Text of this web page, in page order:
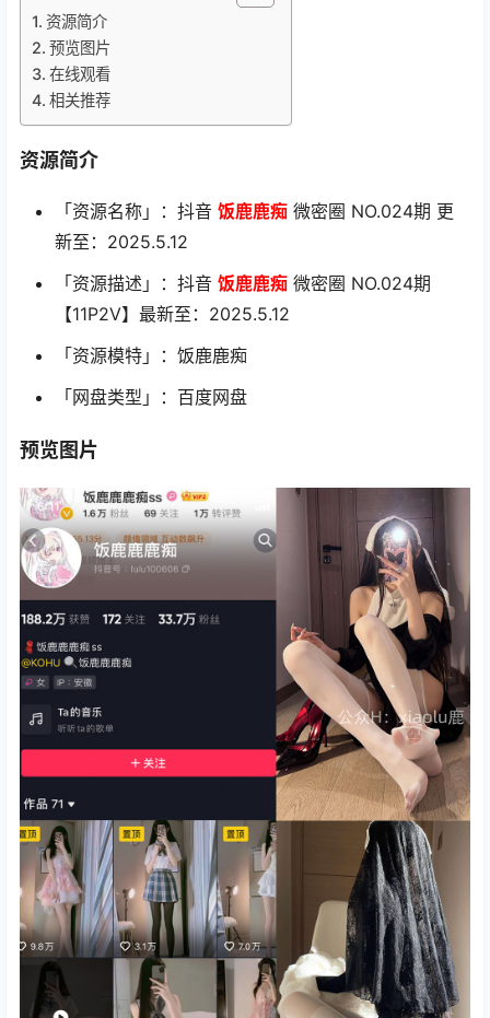
资源简介
预览图片
在线观看
相关推荐
资源简介
「资源名称」：抖音 饭鹿鹿痴 微密圈 NO.024期 更
新至：2025.5.12
「资源描述」：抖音 饭鹿鹿痴 微密圈 NO.024期
【11P2V】最新至：2025.5.12
「资源模特」：饭鹿鹿痴
「网盘类型」：百度网盘
预览图片